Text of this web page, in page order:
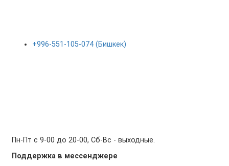
+996-551-105-074 (Бишкек)
Пн-Пт с 9-00 до 20-00, Сб-Вс - выходные.
Поддержка в мессенджере